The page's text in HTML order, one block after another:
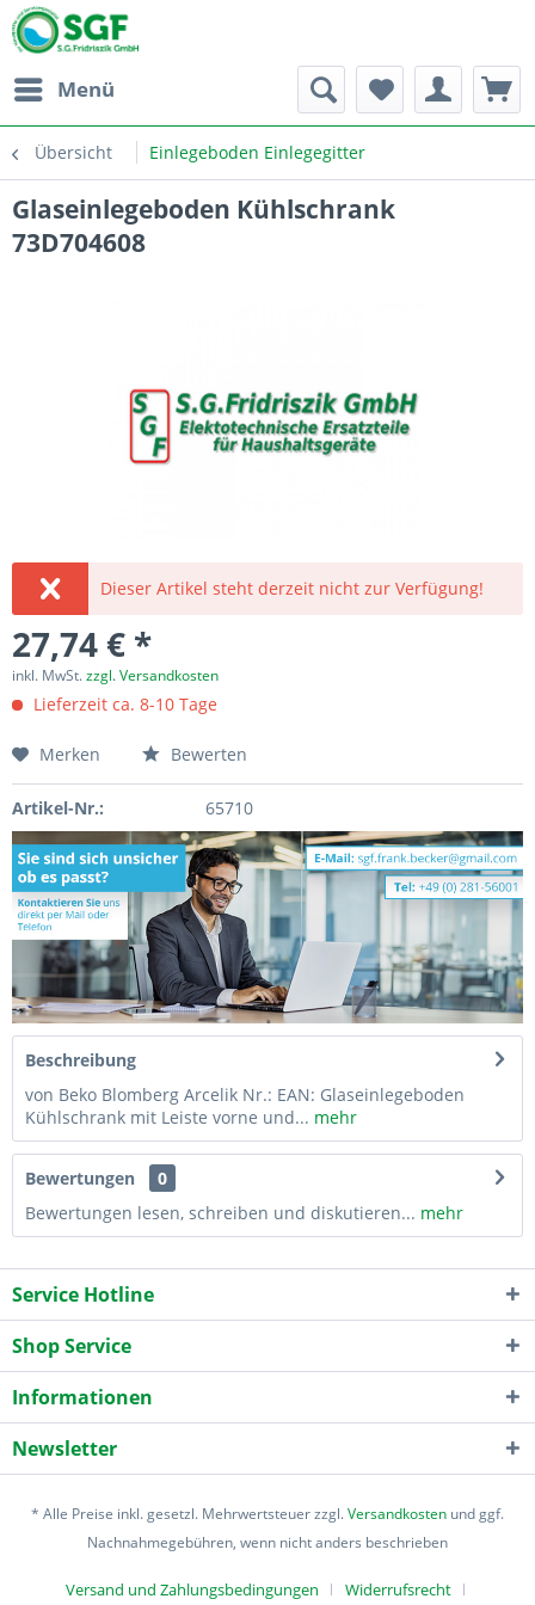
Menü
Übersicht Einlegeboden Einlegegitter
Glaseinlegeboden Kühlschrank
73D704608
Dieser Artikel steht derzeit nicht zur Verfügung!
27,74 € *
inkl. MwSt.zzgl. Versandkosten
Lieferzeit ca. 8-10 Tage
Merken Bewerten
Artikel-Nr.: 65710
Beschreibung
von Beko Blomberg Arcelik Nr.: EAN: Glaseinlegeboden
Kühlschrank mit Leiste vorne und... mehr
Bewertungen
0
Bewertungen lesen, schreiben und diskutieren... mehr
Service Hotline
Shop Service
Informationen
Newsletter
* Alle Preise inkl. gesetzl. Mehrwertsteuer zzgl.Versandkosten und ggf.
Nachnahmegebühren, wenn nicht anders beschrieben
Versand und Zahlungsbedingungen Widerrufsrecht